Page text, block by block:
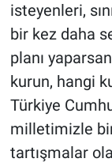
isteyenleri,
bir kez daha
planı
kurun, hangi
Türkiye
milletimizle
tartışmalar